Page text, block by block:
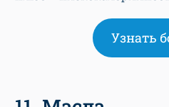
Фото: Victor Lisitsyn,
содержать половину